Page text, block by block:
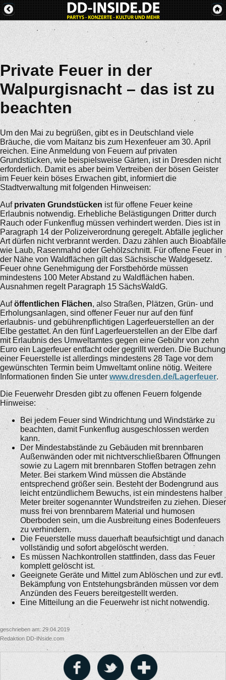
Private Feuer in der
Walpurgisnacht – das ist zu
beachten
Um den Mai zu begrüßen, gibt es in Deutschland viele
Bräuche, die vom Maitanz bis zum Hexenfeuer am 30. April
reichen. Eine Anmeldung von Feuern auf privaten
Grundstücken, wie beispielsweise Gärten, ist in Dresden nicht
erforderlich. Damit es aber beim Vertreiben der bösen Geister
im Feuer kein böses Erwachen gibt, informiert die
Stadtverwaltung mit folgenden Hinweisen:
Auf privaten Grundstücken ist für offene Feuer keine
Erlaubnis notwendig. Erhebliche Belästigungen Dritter durch
Rauch oder Funkenflug müssen verhindert werden. Dies ist in
Paragraph 14 der Polizeiverordnung geregelt. Abfälle jeglicher
Art dürfen nicht verbrannt werden. Dazu zählen auch Bioabfälle
wie Laub, Rasenmahd oder Gehölzschnitt. Für offene Feuer in
der Nähe von Waldflächen gilt das Sächsische Waldgesetz.
Feuer ohne Genehmigung der Forstbehörde müssen
mindestens 100 Meter Abstand zu Waldflächen haben.
Ausnahmen regelt Paragraph 15 SächsWaldG.
Auföffentlichen Flächen, also Straßen, Plätzen, Grün- und
Erholungsanlagen, sind offener Feuer nur auf den fünf
erlaubnis- und gebührenpflichtigen Lagerfeuerstellen an der
Elbe gestattet. An den fünf Lagerfeuerstellen an der Elbe darf
mit Erlaubnis des Umweltamtes gegen eine Gebühr von zehn
Euro ein Lagerfeuer entfacht oder gegrillt werden. Die Buchung
einer Feuerstelle ist allerdings mindestens 28 Tage vor dem
gewünschten Termin beim Umweltamt online nötig. Weitere
Informationen finden Sie unterwww.dresden.de/Lagerfeuer.
Die Feuerwehr Dresden gibt zu offenen Feuern folgende
Hinweise:
Bei jedem Feuer sind Windrichtung und Windstärke zu
beachten, damit Funkenflug ausgeschlossen werden
kann.
Der Mindestabstände zu Gebäuden mit brennbaren
Außenwänden oder mit nichtverschließbaren Öffnungen
sowie zu Lagern mit brennbaren Stoffen betragen zehn
Meter. Bei starkem Wind müssen die Abstände
entsprechend größer sein. Besteht der Bodengrund aus
leicht entzündlichem Bewuchs, ist ein mindestens halber
Meter breiter sogenannter Wundstreifen zu ziehen. Dieser
muss frei von brennbarem Material und humosen
Oberboden sein, um die Ausbreitung eines Bodenfeuers
zu verhindern.
Die Feuerstelle muss dauerhaft beaufsichtigt und danach
vollständig und sofort abgelöscht werden.
Es müssen Nachkontrollen stattfinden, dass das Feuer
komplett gelöscht ist.
Geeignete Geräte und Mittel zum Ablöschen und zur evtl.
Bekämpfung von Entstehungsbränden müssen vor dem
Anzünden des Feuers bereitgestellt werden.
Eine Mitteilung an die Feuerwehr ist nicht notwendig.
geschrieben am: 29.04.2019
Redaktion DD-INside.com